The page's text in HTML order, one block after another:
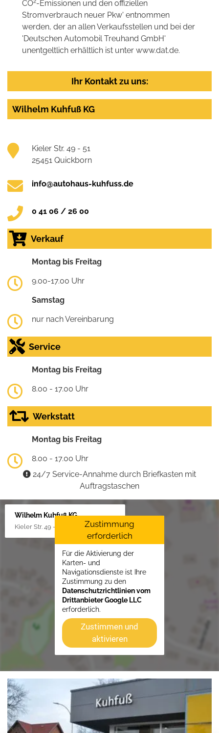
CO -Emissionen und den offiziellen
Stromverbrauch neuer Pkw' entnommen
werden, der an allen Verkaufsstellen und bei der
'Deutschen Automobil Treuhand GmbH'
unentgeltlich erhältlich ist unter www.dat.de.
Ihr Kontakt zu uns:
Wilhelm Kuhfuß KG
Kieler Str. 49 - 51
25451 Quickborn
info@autohaus-kuhfuss.de
0 41 06 / 26 00
Verkauf
Montag bis Freitag
9.00-17.00 Uhr
Samstag
nur nach Vereinbarung
Service
Montag bis Freitag
8.00 - 17.00 Uhr
Werkstatt
Montag bis Freitag
8.00 - 17.00 Uhr
24/7 Service-Annahme durch Briefkasten mit
Auftragstaschen
Wilhelm Kuhfuß KG
Kieler Str. 49 - 51, 25451 Quickborn
Zustimmung
erforderlich
Für die Aktivierung der
Karten- und
Navigationsdienste ist Ihre
Zustimmung zu den
Datenschutzrichtlinien vom
Drittanbieter Google LLC
erforderlich.
Zustimmen und
aktivieren